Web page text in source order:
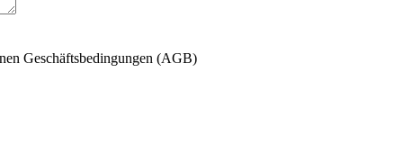
Geschäftsbedingungen (AGB)